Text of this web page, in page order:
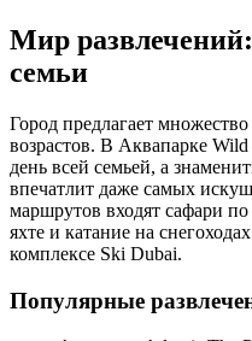
Мир
семьи
Город предлагает
возрастов. В Аквапарке
день всей семьей, а
впечатлит даже самых
маршрутов входят сафари
яхте и катание на
комплексе Ski Dubai.
Популярные